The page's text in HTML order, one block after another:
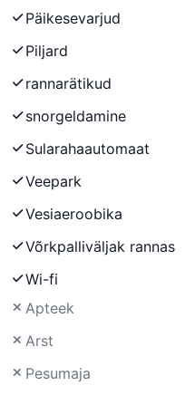
Päikesevarjud
Piljard
rannarätikud
snorgeldamine
Sularahaautomaat
Veepark
Vesiaeroobika
Võrkpalliväljak rannas
Wi-fi
Apteek
Arst
Pesumaja